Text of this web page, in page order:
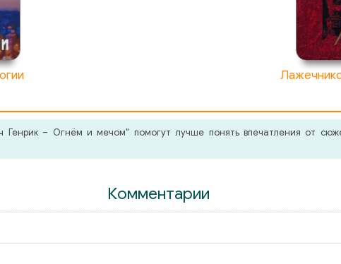
– Огнём и мечом" помогут лучше понять впечатления от
Комментарии